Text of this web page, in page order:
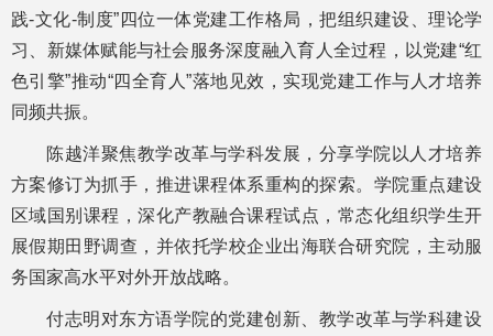
践-文化-制度”四位一体党建工作格局，把组织建设、理论学
习、新媒体赋能与社会服务深度融入育人全过程，以党建“红
色引擎”推动“四全育人”落地见效，实现党建工作与人才培养
同频共振。
陈越洋聚焦教学改革与学科发展，分享学院以人才培养
方案修订为抓手，推进课程体系重构的探索。学院重点建设
区域国别课程，深化产教融合课程试点，常态化组织学生开
展假期田野调查，并依托学校企业出海联合研究院，主动服
务国家高水平对外开放战略。
付志明对东方语学院的党建创新、教学改革与学科建设